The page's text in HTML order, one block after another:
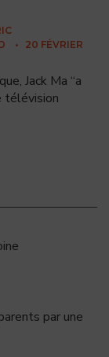
•
20 FÉVRIER
Jack Ma “a
télévision
par une